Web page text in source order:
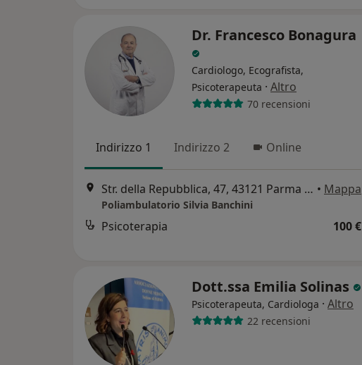
Dr. Francesco Bonagura
Cardiologo, Ecografista,
Psicoterapeuta · Altro
70 recensioni
Indirizzo 1 Indirizzo 2 Online
Str. della Repubblica, 47, 43121 Parma PR, Parma • Mappa
Poliambulatorio Silvia Banchini
Psicoterapia 100 €
Dott.ssa Emilia Solinas
Psicoterapeuta, Cardiologa · Altro
22 recensioni